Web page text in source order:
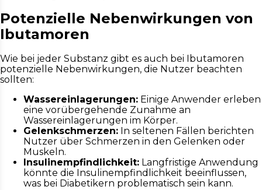
Potenzielle Nebenwirkungen von
Ibutamoren
Wie bei jeder Substanz gibt es auch bei Ibutamoren
potenzielle Nebenwirkungen, die Nutzer beachten
sollten:
Wassereinlagerungen: Einige Anwender erleben
eine vorübergehende Zunahme an
Wassereinlagerungen im Körper.
Gelenkschmerzen: In seltenen Fällen berichten
Nutzer über Schmerzen in den Gelenken oder
Muskeln.
Insulinempfindlichkeit: Langfristige Anwendung
könnte die Insulinempfindlichkeit beeinflussen,
was bei Diabetikern problematisch sein kann.